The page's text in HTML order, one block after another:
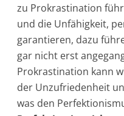
zu Prokrastination
und die Unfähigkeit,
garantieren, dazu
gar nicht erst
Prokrastination kann
der Unzufriedenheit
was den